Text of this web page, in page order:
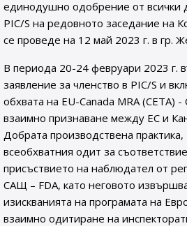
единодушно одобрение от всички
PIC/S на редовното заседание на
се проведе на 12 май 2023 г. в гр.
В периода 20-24 февруари 2023 г.
заявление за членство в PIC/S и
обхвата на EU-Canada MRA (CETA)
взаимно признаване между ЕС и
Добрата производствена
всеобхватния одит за
присъствието на наблюдател от
САЩ – FDA, като неговото
изискванията на програмата на
взаимно одитиране на